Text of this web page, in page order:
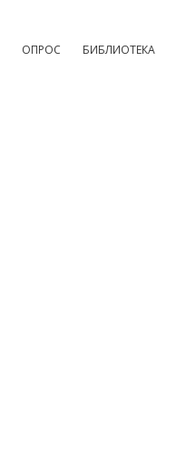
ОПРОС БИБЛИОТЕКА